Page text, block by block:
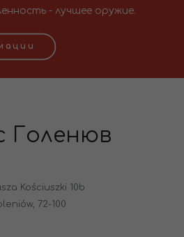
- лучшее оружие.
Голенюв
Kościuszki 10b
72-100